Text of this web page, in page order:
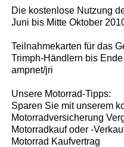
Die kostenlose Nutzung
Juni bis Mitte Oktober
Teilnahmekarten für das
Trimph-Händlern bis
ampnet/jri
Unsere Motorrad-Tipps:
Sparen Sie mit unserem
Motorradversicherung
Motorradkauf oder -
Motorrad Kaufvertrag